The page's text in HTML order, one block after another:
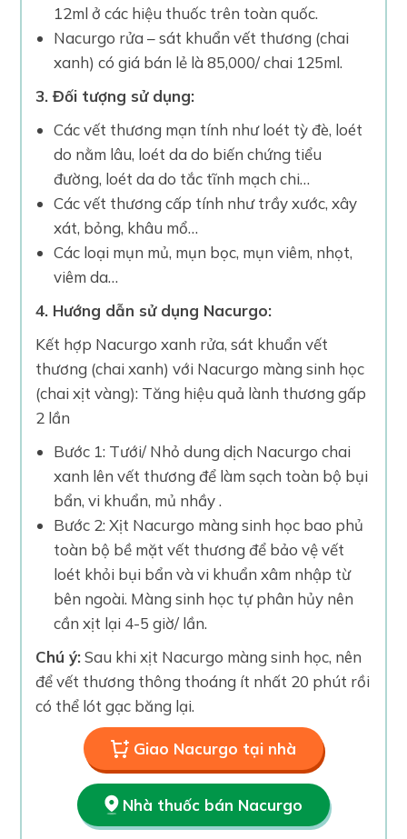
12ml ở các hiệu thuốc trên toàn quốc.
Nacurgo rửa – sát khuẩn vết thương (chai
xanh) có giá bán lẻ là 85,000/ chai 125ml.
3. Đối tượng sử dụng:
Các vết thương mạn tính như loét tỳ đè, loét
do nằm lâu, loét da do biến chứng tiểu
đường, loét da do tắc tĩnh mạch chi…
Các vết thương cấp tính như trầy xước, xây
xát, bỏng, khâu mổ…
Các loại mụn mủ, mụn bọc, mụn viêm, nhọt,
viêm da…
4. Hướng dẫn sử dụng Nacurgo:
Kết hợp Nacurgo xanh rửa, sát khuẩn vết
thương (chai xanh) với Nacurgo màng sinh học
(chai xịt vàng): Tăng hiệu quả lành thương gấp
2 lần
Bước 1: Tưới/ Nhỏ dung dịch Nacurgo chai
xanh lên vết thương để làm sạch toàn bộ bụi
bẩn, vi khuẩn, mủ nhầy .
Bước 2: Xịt Nacurgo màng sinh học bao phủ
toàn bộ bề mặt vết thương để bảo vệ vết
loét khỏi bụi bẩn và vi khuẩn xâm nhập từ
bên ngoài. Màng sinh học tự phân hủy nên
cần xịt lại 4-5 giờ/ lần.
Chú ý:Sau khi xịt Nacurgo màng sinh học, nên
để vết thương thông thoáng ít nhất 20 phút rồi
có thể lót gạc băng lại.
Giao Nacurgo tại nhà
Nhà thuốc bán Nacurgo